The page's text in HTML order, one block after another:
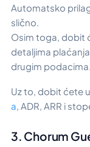
Automatsko
slično.
Osim toga, dobit
detaljima
drugim podacima.
Uz to, dobit ćete
a , ADR, ARR i
3. Chorum